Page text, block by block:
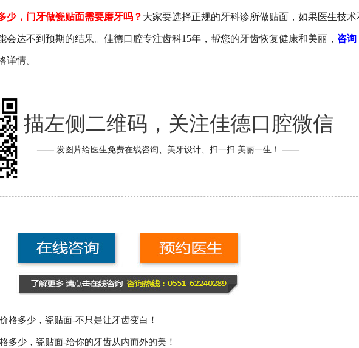
少，门牙做瓷贴面需要磨牙吗？ 大家要选择正规的牙科诊所做贴面，如果医生技术
会达不到预期的结果。佳德口腔专注齿科15年，帮您的牙齿恢复健康和美丽， 咨询
详情。
扫描左侧二维码，关注佳德口腔微信
—— 发图片给医生免费在线咨询、美牙设计、扫一扫 美丽一生！ ——
格多少，瓷贴面-不只是让牙齿变白！
多少，瓷贴面-给你的牙齿从内而外的美！